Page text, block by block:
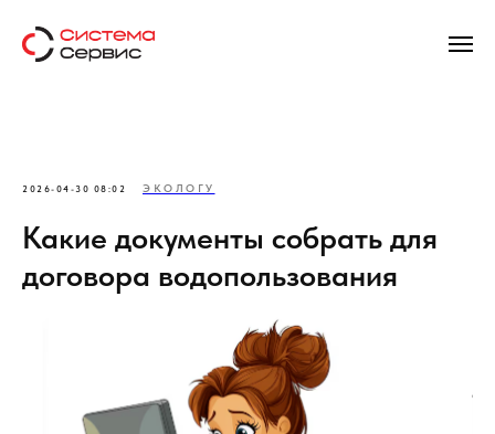
2026-04-30 08:02 ЭКОЛОГУ
Какие документы собрать для
договора водопользования